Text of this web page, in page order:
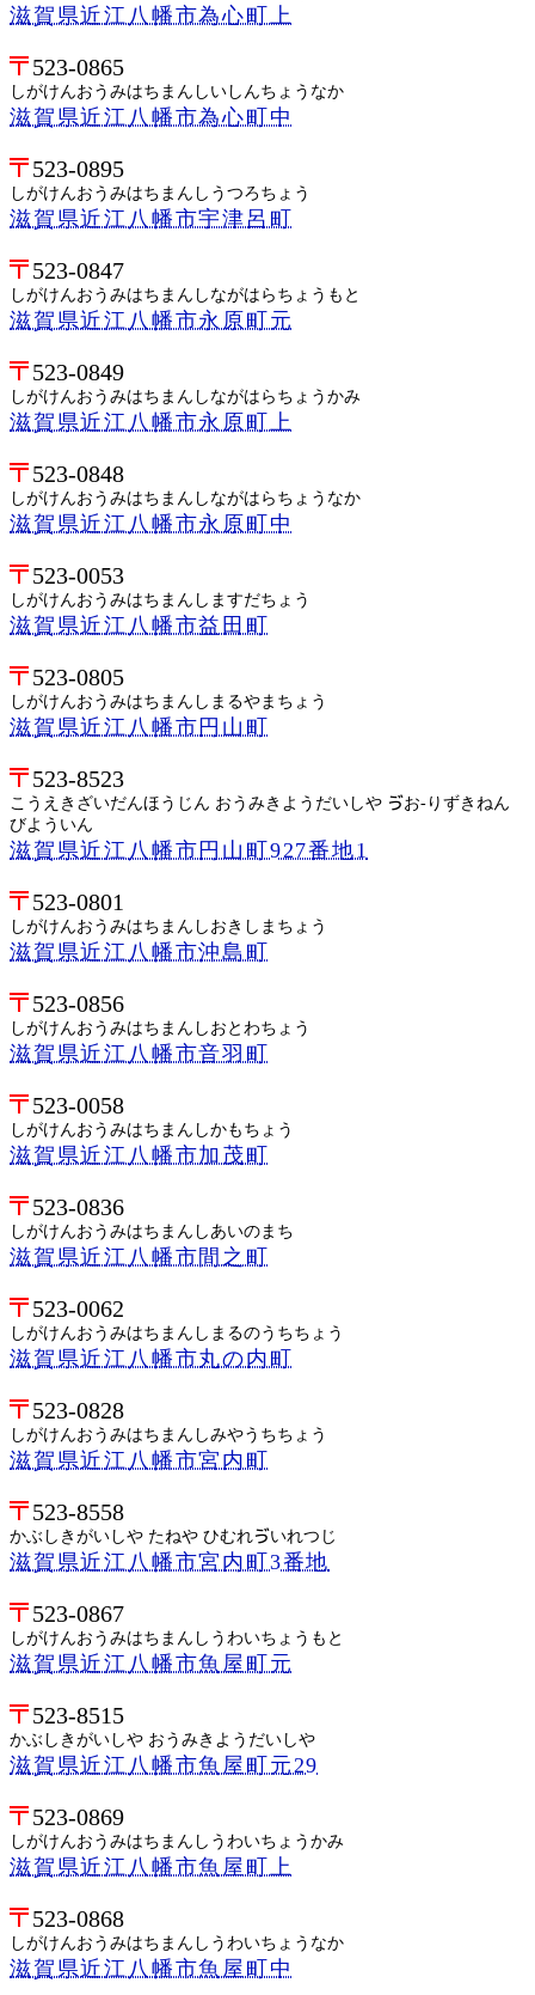
滋賀県近江八幡市為心町上
523-0865
しがけんおうみはちまんしいしんちょうなか
滋賀県近江八幡市為心町中
523-0895
しがけんおうみはちまんしうつろちょう
滋賀県近江八幡市宇津呂町
523-0847
しがけんおうみはちまんしながはらちょうもと
滋賀県近江八幡市永原町元
523-0849
しがけんおうみはちまんしながはらちょうかみ
滋賀県近江八幡市永原町上
523-0848
しがけんおうみはちまんしながはらちょうなか
滋賀県近江八幡市永原町中
523-0053
しがけんおうみはちまんしますだちょう
滋賀県近江八幡市益田町
523-0805
しがけんおうみはちまんしまるやまちょう
滋賀県近江八幡市円山町
523-8523
こうえきざいだんほうじん おうみきようだいしや ゔお-りずきねん
びよういん
滋賀県近江八幡市円山町927番地1
523-0801
しがけんおうみはちまんしおきしまちょう
滋賀県近江八幡市沖島町
523-0856
しがけんおうみはちまんしおとわちょう
滋賀県近江八幡市音羽町
523-0058
しがけんおうみはちまんしかもちょう
滋賀県近江八幡市加茂町
523-0836
しがけんおうみはちまんしあいのまち
滋賀県近江八幡市間之町
523-0062
しがけんおうみはちまんしまるのうちちょう
滋賀県近江八幡市丸の内町
523-0828
しがけんおうみはちまんしみやうちちょう
滋賀県近江八幡市宮内町
523-8558
かぶしきがいしや たねや ひむれゔいれつじ
滋賀県近江八幡市宮内町3番地
523-0867
しがけんおうみはちまんしうわいちょうもと
滋賀県近江八幡市魚屋町元
523-8515
かぶしきがいしや おうみきようだいしや
滋賀県近江八幡市魚屋町元29
523-0869
しがけんおうみはちまんしうわいちょうかみ
滋賀県近江八幡市魚屋町上
523-0868
しがけんおうみはちまんしうわいちょうなか
滋賀県近江八幡市魚屋町中